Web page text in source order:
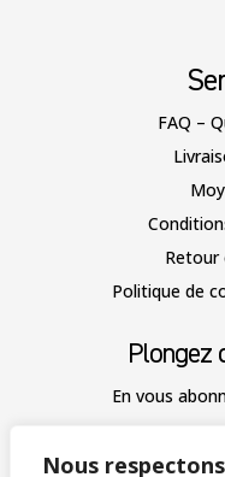
Nous
FAQ –
Politique de
Plongez
En vous